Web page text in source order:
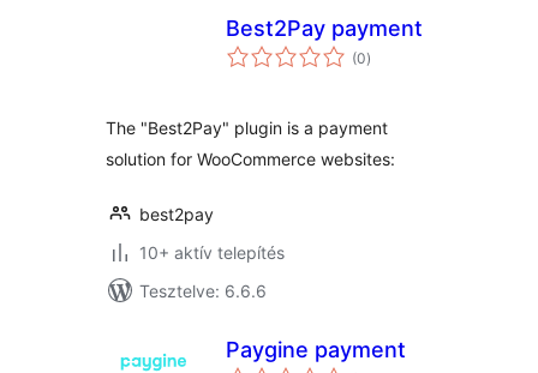
Best2Pay payment
(0értékelés
összesen
)
The "Best2Pay" plugin is a payment
solution for WooCommerce websites:
best2pay
10+ aktív telepítés
Tesztelve: 6.6.6
Paygine payment